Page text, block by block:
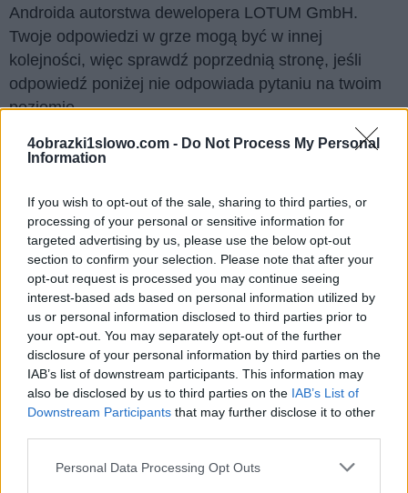
4obrazki1slowo.com - Do Not Process My Personal
Information
If you wish to opt-out of the sale, sharing to third parties, or
processing of your personal or sensitive information for
targeted advertising by us, please use the below opt-out
section to confirm your selection. Please note that after your
opt-out request is processed you may continue seeing
interest-based ads based on personal information utilized by
us or personal information disclosed to third parties prior to
your opt-out. You may separately opt-out of the further
disclosure of your personal information by third parties on the
IAB’s list of downstream participants. This information may
also be disclosed by us to third parties on the IAB’s List of
Downstream Participants that may further disclose it to other
Personal Data Processing Opt Outs
Androida autorstwa dewelopera LOTUM GmbH.
Twoje odpowiedzi w grze mogą być w innej
kolejności, więc sprawdź poprzednią stronę, jeśli
odpowiedź poniżej nie odpowiada pytaniu na twoim
poziomie.
Znaleźliśmy 4 łamigłówek.
wszystkie litery:
Wyszukaj
według
liter,
wprowadź
wszystkie
litery:
Szukaj
Kliknij na zdjęcie, aby zobaczyć odpowiedź.